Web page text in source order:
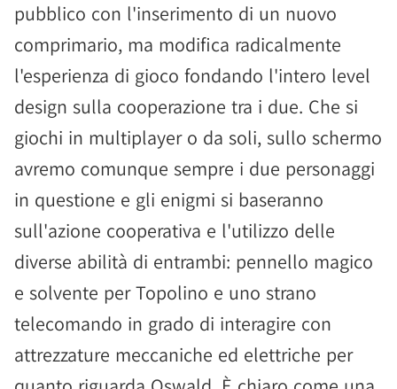
pubblico con l'inserimento di un nuovo
comprimario, ma modifica radicalmente
l'esperienza di gioco fondando l'intero level
design sulla cooperazione tra i due. Che si
giochi in multiplayer o da soli, sullo schermo
avremo comunque sempre i due personaggi
in questione e gli enigmi si baseranno
sull'azione cooperativa e l'utilizzo delle
diverse abilità di entrambi: pennello magico
e solvente per Topolino e uno strano
telecomando in grado di interagire con
attrezzature meccaniche ed elettriche per